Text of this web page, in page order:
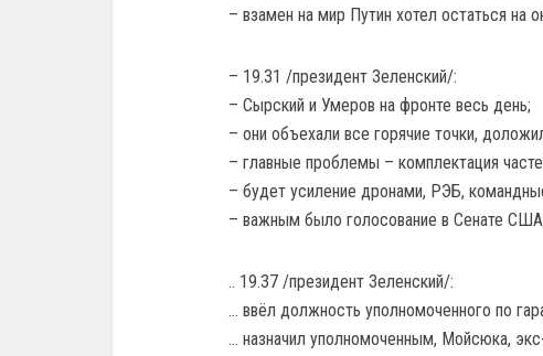
– взамен на мир Путин хотел остаться на
– 19.31 /президент Зеленский/:
– Сырский и Умеров на фронте весь день;
– они объехали все горячие точки,
– главные проблемы – комплектация
– будет усиление дронами, РЭБ,
– важным было голосование в Сенате
.. 19.37 /президент Зеленский/:
… ввёл должность уполномоченного по
… назначил уполномоченным, Мойсюка,